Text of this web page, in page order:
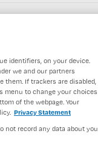
identifiers, on your device.
we and our partners
them. If trackers are disabled,
menu to change your choices
of the webpage. Your
Privacy Statement
not record any data about you